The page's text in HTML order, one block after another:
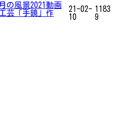
の風景2021動画
芸「手鏡」作
21-02-
10
1183
9